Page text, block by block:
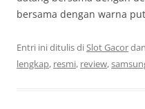
bersama dengan warna
Entri ini ditulis diSlot Gacor
lengkap, resmi, review,